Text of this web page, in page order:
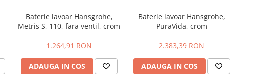
Baterie lavoar Hansgrohe,
Metris S, 110, fara ventil, crom
1.264,91 RON
ADAUGA IN COS
Baterie lavoar Hansgrohe,
PuraVida, crom
2.383,39 RON
ADAUGA IN COS